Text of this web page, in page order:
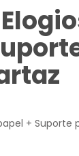
+ Suporte